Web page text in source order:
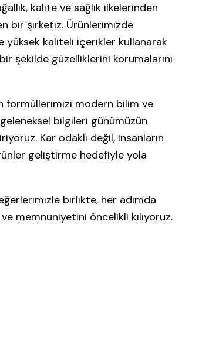
kalite ve sağlık ilkelerinden
bir şirketiz. Ürünlerimizde
yüksek kaliteli içerikler kullanarak
şekilde güzelliklerini korumalarını
formüllerimizi modern bilim ve
bilgileri günümüzün
Kar odaklı değil, insanların
geliştirme hedefiyle yola
birlikte, her adımda
memnuniyetini öncelikli kılıyoruz.